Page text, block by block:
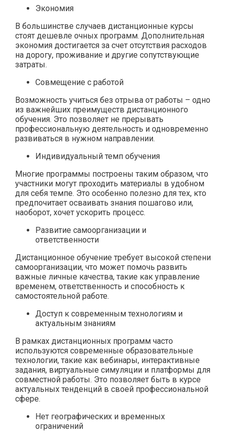
Экономия
В большинстве случаев дистанционные курсы
стоят дешевле очных программ. Дополнительная
экономия достигается за счет отсутствия расходов
на дорогу, проживание и другие сопутствующие
затраты.
Совмещение с работой
Возможность учиться без отрыва от работы – одно
из важнейших преимуществ дистанционного
обучения. Это позволяет не прерывать
профессиональную деятельность и одновременно
развиваться в нужном направлении.
Индивидуальный темп обучения
Многие программы построены таким образом, что
участники могут проходить материалы в удобном
для себя темпе. Это особенно полезно для тех, кто
предпочитает осваивать знания пошагово или,
наоборот, хочет ускорить процесс.
Развитие самоорганизации и
ответственности
Дистанционное обучение требует высокой степени
самоорганизации, что может помочь развить
важные личные качества, такие как управление
временем, ответственность и способность к
самостоятельной работе.
Доступ к современным технологиям и
актуальным знаниям
В рамках дистанционных программ часто
используются современные образовательные
технологии, такие как вебинары, интерактивные
задания, виртуальные симуляции и платформы для
совместной работы. Это позволяет быть в курсе
актуальных тенденций в своей профессиональной
сфере.
Нет географических и временных
ограничений